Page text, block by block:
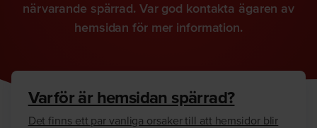
närvarande spärrad. Var god kontakta ägaren av
hemsidan för mer information.
Varför är hemsidan spärrad?
Det finns ett par vanliga orsaker till att hemsidor blir